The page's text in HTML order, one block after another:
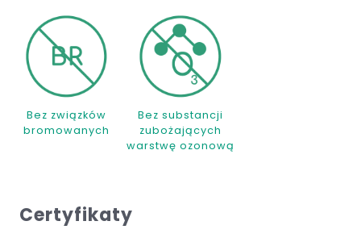
Bez związków
bromowanych
Bez substancji
zubożających
warstwę ozonową
Certyfikaty